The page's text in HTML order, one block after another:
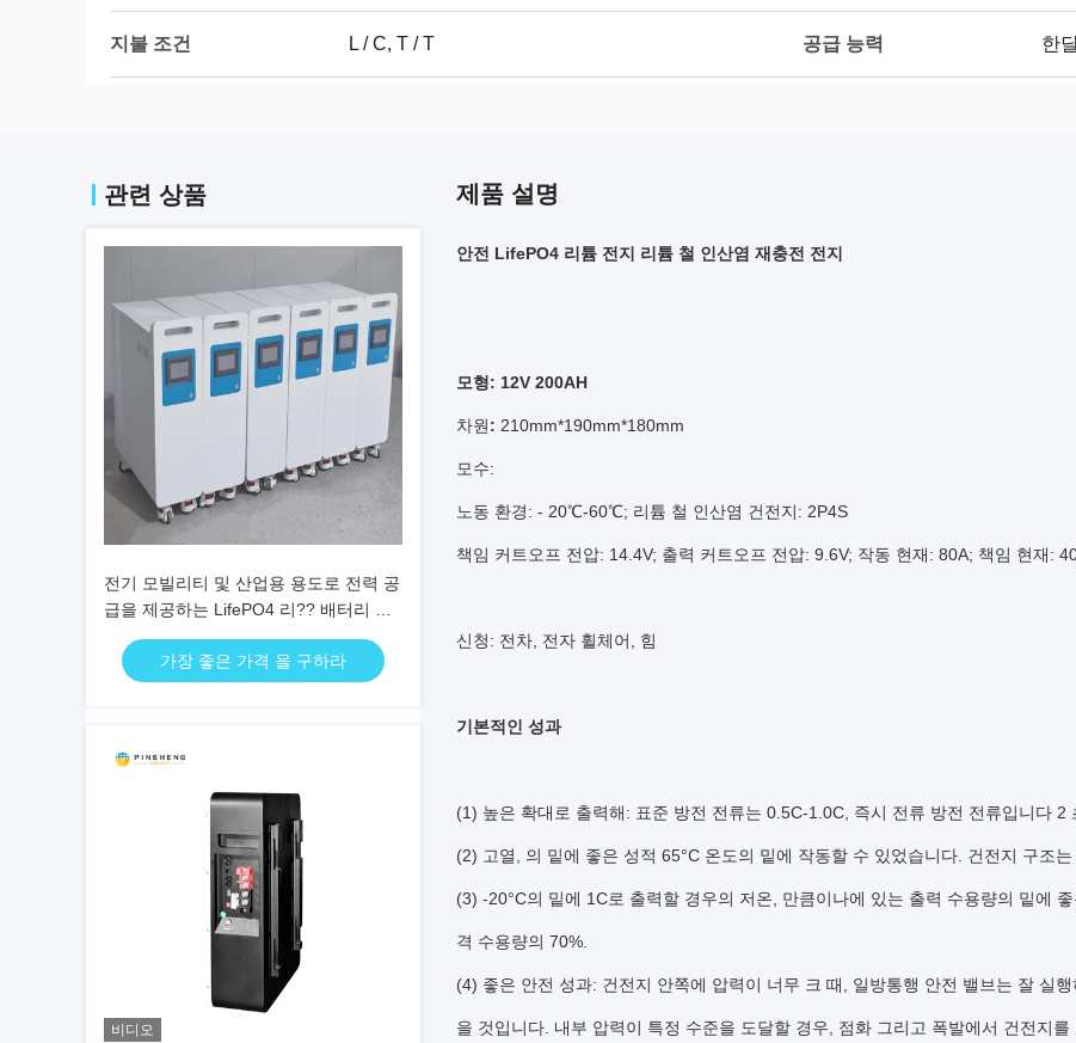
지불 조건 L / C, T / T 공급 능력 한
관련 상품
전기 모빌리티 및 산업용 용도로 전력 공
급을 제공하는 LifePO4 리?? 배터리 에
너지 저장 솔루션
가장 좋은 가격 을 구하라
비디오
제품 설명
안전 LifePO4 리튬 전지 리튬 철 인산염 재충전 전지
모형: 12V 200AH
차원: 210mm*190mm*180mm
모수:
노동 환경: - 20℃-60℃; 리튬 철 인산염 건전지: 2P4S
책임 커트오프 전압: 14.4V; 출력 커트오프 전압: 9.6V; 작동 현재: 80A; 책임 현재:
신청: 전차, 전자 휠체어, 힘
기본적인 성과
(1) 높은 확대로 출력해: 표준 방전 전류는 0.5C-1.0C, 즉시 전류 방전 전류입니다 2
(2) 고열, 의 밑에 좋은 성적 65°C 온도의 밑에 작동할 수 있었습니다. 건전지 구조는
(3) -20°C의 밑에 1C로 출력할 경우의 저온, 만큼이나에 있는 출력 수용량의 밑에
격 수용량의 70%.
(4) 좋은 안전 성과: 건전지 안쪽에 압력이 너무 크 때, 일방통행 안전 밸브는 잘 실
을 것입니다. 내부 압력이 특정 수준을 도달할 경우, 점화 그리고 폭발에서 건전지